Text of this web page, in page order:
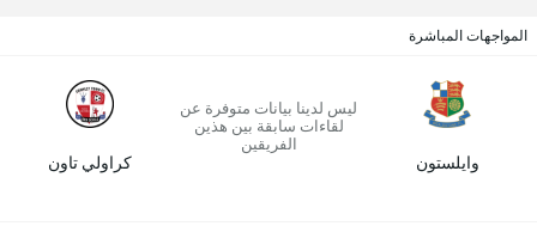
المواجهات المباشرة
وايلستون
ليس لدينا بيانات متوفرة عن
لقاءات سابقة بين هذين
الفريقين
كراولي تاون